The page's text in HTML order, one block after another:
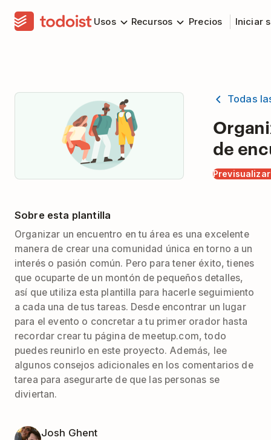
Usos Recursos Precios Iniciar
Todas
de
Sobre esta plantilla
Organizar un encuentro en tu área es una excelente
manera de crear una comunidad única en torno a un
interés o pasión común. Pero para tener éxito, tienes
que ocuparte de un montón de pequeños detalles,
así que utiliza esta plantilla para hacerle seguimiento
a cada una de tus tareas. Desde encontrar un lugar
para el evento o concretar a tu primer orador hasta
recordar crear tu página de meetup.com, todo
puedes reunirlo en este proyecto. Además, lee
algunos consejos adicionales en los comentarios de
tarea para asegurarte de que las personas se
diviertan.
Josh Ghent